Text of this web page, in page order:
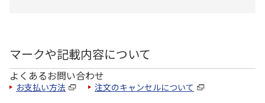
マークや記載内容について
よくあるお問い合わせ
お支払い方法 注文のキャンセルについて